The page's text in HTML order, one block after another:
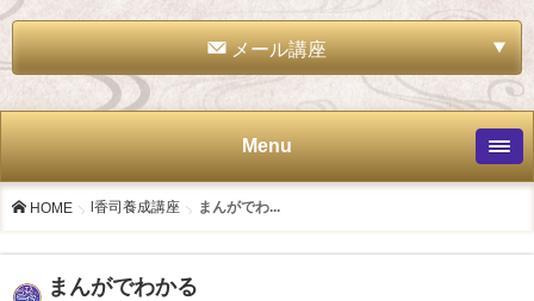
メール講座
Menu
HOME l香司養成講座 まんがでわ...
まんがでわかる